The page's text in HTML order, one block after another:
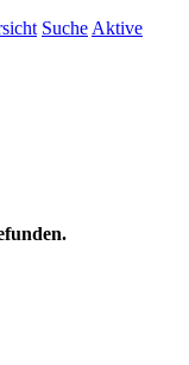
SucheAktive